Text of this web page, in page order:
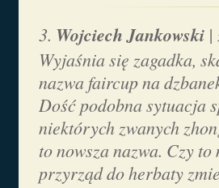
Wojciech Jankowski |
Wyjaśnia się zagadka,
nazwa faircup na
Dość podobna sytuacja
niektórych zwanych
to nowsza nazwa. Czy
przyrząd do herbaty